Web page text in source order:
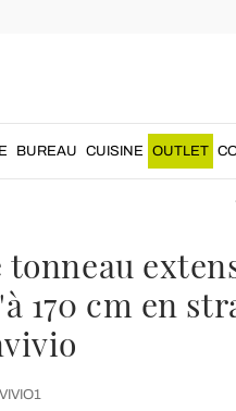
BUREAU CUISINE OUTLET
tonneau
170 cm en